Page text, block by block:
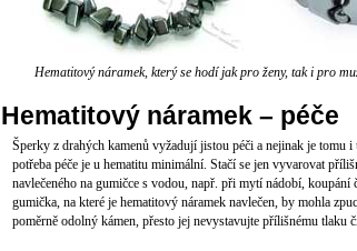
Hematitový náramek, který se hodí jak pro ženy, tak i pro
Hematitový náramek – péče
Šperky z drahých kamenů vyžadují jistou péči a nejinak je tomu
potřeba péče je u hematitu minimální. Stačí se jen vyvarovat
navlečeného na gumičce s vodou, např. při mytí nádobí,
gumička, na které je hematitový náramek navlečen, by mohla
poměrně odolný kámen, přesto jej nevystavujte přílišnému tlaku